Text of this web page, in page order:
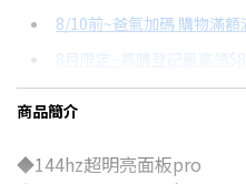
分期數
6期 0利率
12期
每期
8/10前~爸氣加碼 購物滿額
8月限定~首購登記最高領
台灣大哥大Open
商品簡介
◆144hz超明亮面板pro